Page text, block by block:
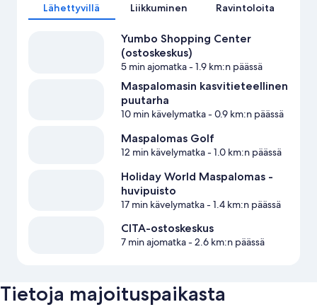
Lähettyvillä Liikkuminen Ravintoloita
Yumbo Shopping Center
(ostoskeskus)
5 min ajomatka- 1.9 km:n päässä
Maspalomasin kasvitieteellinen
puutarha
10 min kävelymatka- 0.9 km:n päässä
Maspalomas Golf
12 min kävelymatka- 1.0 km:n päässä
Holiday World Maspalomas -
huvipuisto
17 min kävelymatka- 1.4 km:n päässä
CITA-ostoskeskus
7 min ajomatka- 2.6 km:n päässä
Tietoja majoituspaikasta